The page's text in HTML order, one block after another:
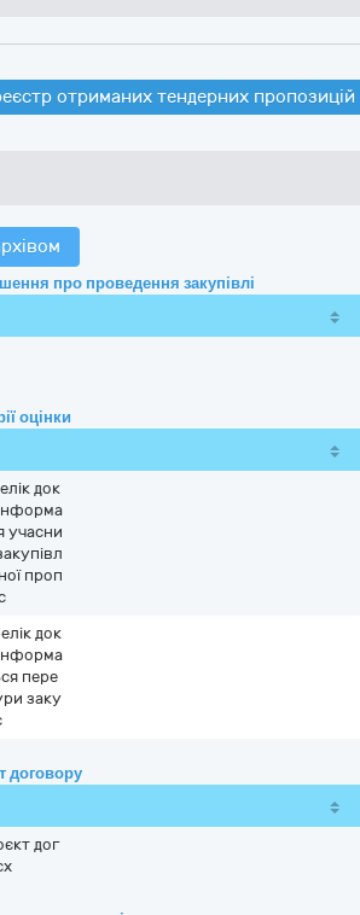
отриманих тендерних пропозицій
про проведення закупівлі
оцінки
док
учасни
проп
док
пере
заку
договору
дог